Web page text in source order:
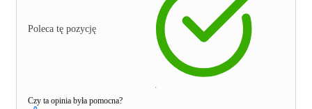
Poleca tę pozycję
Czy ta opinia była pomocna?